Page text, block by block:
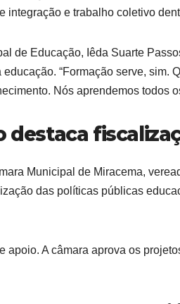
integração e trabalho coletivo
de Educação, Iêda Suarte
“Formação serve, sim.
Nós aprendemos todos
destaca
Municipal de Miracema,
das políticas públicas
apoio. A câmara aprova os